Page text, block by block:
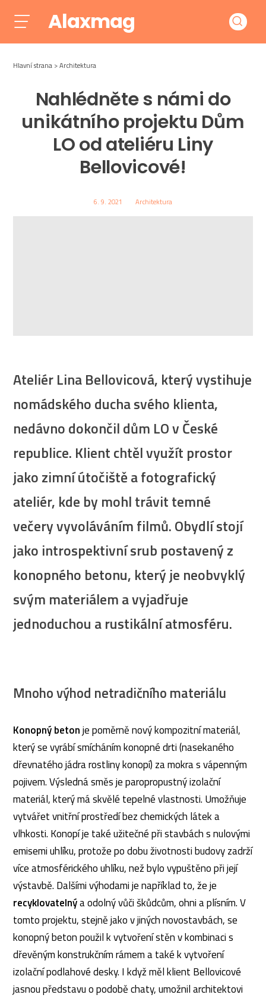
Alaxmag
Hlavní strana Architektura
Nahlédněte s námi do
unikátního projektu Dům
LO od ateliéru Liny
Bellovicové!
6. 9. 2021 Architektura
Ateliér Lina Bellovicová, který vystihuje
nomádského ducha svého klienta,
nedávno dokončil dům LO v České
republice. Klient chtěl využít prostor
jako zimní útočiště a fotografický
ateliér, kde by mohl trávit temné
večery vyvoláváním filmů. Obydlí stojí
jako introspektivní srub postavený z
konopného betonu, který je neobvyklý
svým materiálem a vyjadřuje
jednoduchou a rustikální atmosféru.
Mnoho výhod netradičního materiálu
Konopný betonje poměrně nový kompozitní materiál,
který se vyrábí smícháním konopné drti (nasekaného
dřevnatého jádra rostliny konopí) za mokra s vápenným
pojivem. Výsledná směs je paropropustný izolační
materiál, který má skvělé tepelné vlastnosti. Umožňuje
vytvářet vnitřní prostředí bez chemických látek a
vlhkosti. Konopí je také užitečné při stavbách s nulovými
emisemi uhlíku, protože po dobu životnosti budovy zadrží
více atmosférického uhlíku, než bylo vypuštěno při její
výstavbě. Dalšími výhodami je například to, že je
recyklovatelnýa odolný vůči škůdcům, ohni a plísním. V
tomto projektu, stejně jako v jiných novostavbách, se
konopný beton použil k vytvoření stěn v kombinaci s
dřevěným konstrukčním rámem a také k vytvoření
izolační podlahové desky. I když měl klient Bellovicové
jasnou představu o podobě chaty, umožnil architektovi